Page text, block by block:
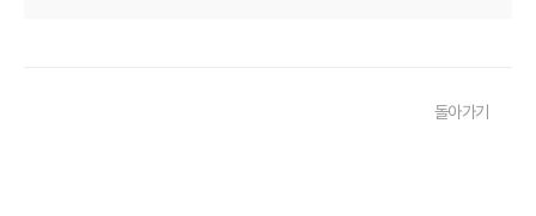
운전자보험 비교사이트 활용법: 숨겨진 혜택과 주의사항 완벽 분석
돌아가기